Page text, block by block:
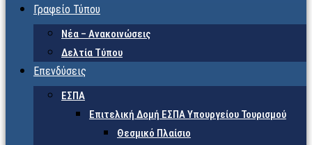
Γραφείο Τύπου
Νέα – Ανακοινώσεις
Δελτία Τύπου
Επενδύσεις
ΕΣΠΑ
Επιτελική Δομή ΕΣΠΑ Υπουργείου Τουρισμού
Θεσμικό Πλαίσιο